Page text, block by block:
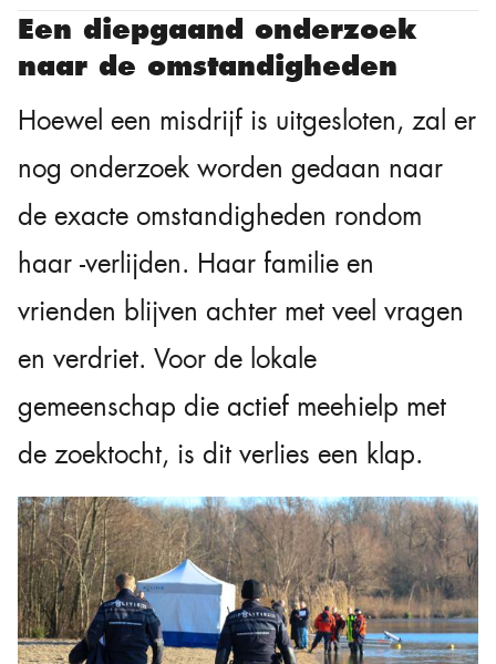
Een diepgaand onderzoek
naar de omstandigheden
Hoewel een misdrijf is uitgesloten, zal er
nog onderzoek worden gedaan naar
de exacte omstandigheden rondom
haar -verlijden. Haar familie en
vrienden blijven achter met veel vragen
en verdriet. Voor de lokale
gemeenschap die actief meehielp met
de zoektocht, is dit verlies een klap.